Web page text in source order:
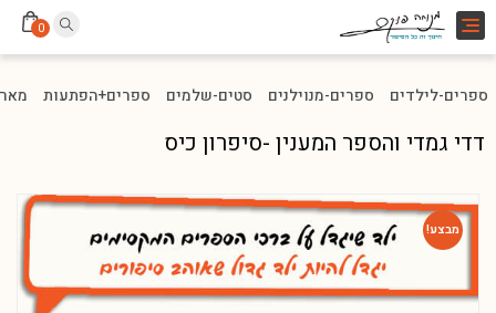
Toggle
navigation
0
ספרים-לילדים ספרים-מנוילנים סטים-שלמים ספרים+הפתעות
דדי גמדי והספר המענין -סיפרון כיס
מבצע!